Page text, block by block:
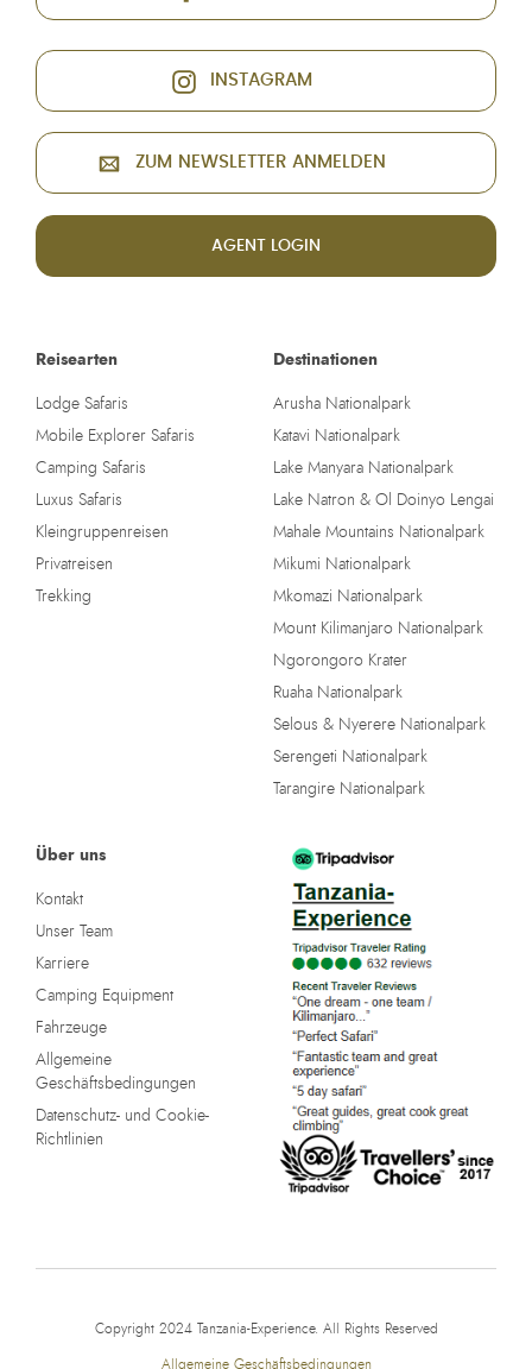
Reisearten
Lodge Safaris
Mobile Explorer Safaris
Camping Safaris
Luxus Safaris
Kleingruppenreisen
Privatreisen
Trekking
Destinationen
Arusha Nationalpark
Katavi Nationalpark
Lake Manyara Nationalpark
Lake Natron & Ol Doinyo Lengai
Mahale Mountains Nationalpark
Mikumi Nationalpark
Mkomazi Nationalpark
Mount Kilimanjaro Nationalpark
Ngorongoro Krater
Ruaha Nationalpark
Selous & Nyerere Nationalpark
Serengeti Nationalpark
Tarangire Nationalpark
Über uns
Kontakt
Unser Team
Karriere
Camping Equipment
Fahrzeuge
Allgemeine
Geschäftsbedingungen
Datenschutz- und Cookie-
Richtlinien
INSTAGRAM
ZUM NEWSLETTER ANMELDEN
AGENT LOGIN
Copyright 2024 Tanzania-Experience. All Rights Reserved
Allgemeine Geschäftsbedingungen